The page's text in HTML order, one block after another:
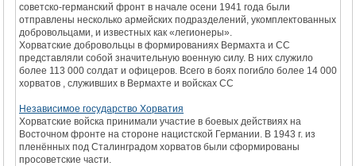
советско-германский фронт в начале осени 1941 года были
отправлены несколько армейских подразделений, укомплектованных
добровольцами, и известных как «легионеры».
Хорватские добровольцы в формированиях Вермахта и СС
представляли собой значительную военную силу. В них служило
более 113 000 солдат и офицеров. Всего в боях погибло более 14 000
хорватов , служивших в Вермахте и войсках СС
Независимое государство Хорватия
Хорватские войска принимали участие в боевых действиях на
Восточном фронте на стороне нацистской Германии. В 1943 г. из
пленённых под Сталинградом хорватов были сформированы
просоветские части.